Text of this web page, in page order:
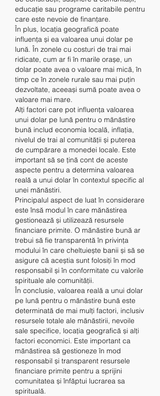
educație sau programe caritabile pentru
care este nevoie de finanțare.
În plus, locația geografică poate
influența și ea valoarea unui dolar pe
lună. În zonele cu costuri de trai mai
ridicate, cum ar fi în marile orașe, un
dolar poate avea o valoare mai mică, în
timp ce în zonele rurale sau mai puțin
dezvoltate, aceeași sumă poate avea o
valoare mai mare.
Alți factori care pot influența valoarea
unui dolar pe lună pentru o mănăstire
bună includ economia locală, inflația,
nivelul de trai al comunității și puterea
de cumpărare a monedei locale. Este
important să se țină cont de aceste
aspecte pentru a determina valoarea
reală a unui dolar în contextul specific al
unei mănăstiri.
Principalul aspect de luat în considerare
este însă modul în care mănăstirea
gestionează și utilizează resursele
financiare primite. O mănăstire bună ar
trebui să fie transparentă în privința
modului în care cheltuiește banii și să se
asigure că aceștia sunt folosiți în mod
responsabil și în conformitate cu valorile
spirituale ale comunității.
În conclusie, valoarea reală a unui dolar
pe lună pentru o mănăstire bună este
determinată de mai mulți factori, inclusiv
resursele totale ale mănăstirii, nevoile
sale specifice, locația geografică și alți
factori economici. Este important ca
mănăstirea să gestioneze în mod
responsabil și transparent resursele
financiare primite pentru a sprijini
comunitatea și înfăptui lucrarea sa
spirituală.